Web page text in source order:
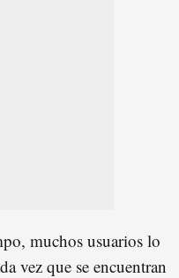
muchos usuarios lo
vez que se encuentran